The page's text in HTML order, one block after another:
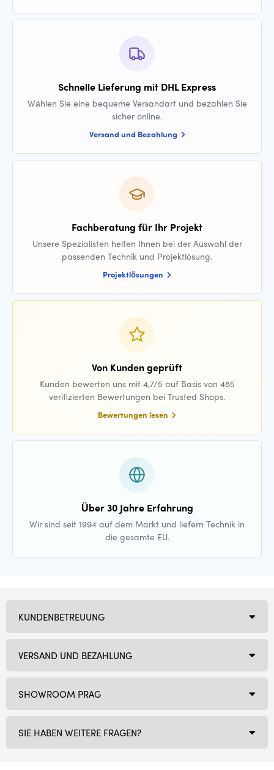
Schnelle Lieferung mit DHL Express
Wählen Sie eine bequeme Versandart und bezahlen Sie
sicher online.
Versand und Bezahlung
Fachberatung für Ihr Projekt
Unsere Spezialisten helfen Ihnen bei der Auswahl der
passenden Technik und Projektlösung.
Projektlösungen
Von Kunden geprüft
Kunden bewerten uns mit 4,7/5 auf Basis von 485
verifizierten Bewertungen bei Trusted Shops.
Bewertungen lesen
Über 30 Jahre Erfahrung
Wir sind seit 1994 auf dem Markt und liefern Technik in
die gesamte EU.
SHOWROOM PRAG
SIE HABEN WEITERE FRAGEN?
KUNDENBETREUUNG
VERSAND UND BEZAHLUNG